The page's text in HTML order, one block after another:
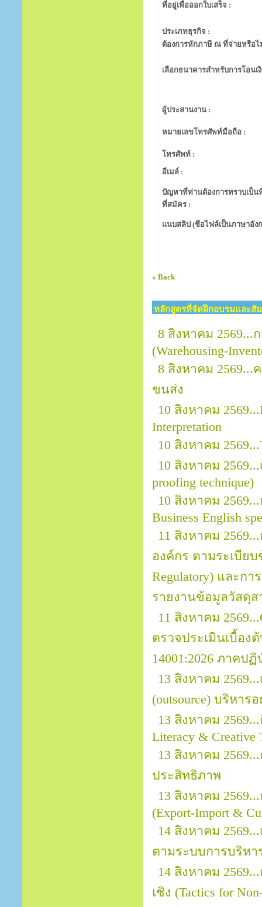
ที่อยู่เพื่อออกใบเสร็จ :
ประเภทธุรกิจ :
ต้องการหักภาษี ณ ที่จ่ายหรือไ
เลือกธนาคารสำหรับการโอนเ
ผู้ประสานงาน :
หมายเลขโทรศัพท์มือถือ :
โทรศัพท์ :
อีเมล์ :
ปัญหาที่ท่านต้องการทราบเป็นพิ
ที่สมัคร :
แนบสลิป (ชือไฟล์เป็นภาษาอัง
« Back
หลักสูตรที่จัดฝึกอบรมและสัม
8 สิงหาคม
(Warehousing-
8 สิงหาคม
ขนส่ง
10 สิงหาคม
Interpretation
10 สิงหาคม
10 สิงหาคม
proofing technique)
10 สิงหาคม
Business English
11 สิงหาคม
องค์กร ตามระเบีย
Regulatory) และก
รายงานข้อมูลวัสดุ
11 สิงหาคม
ตรวจประเมินเบื้อง
14001:2026 ภาคป
13 สิงหาคม
(outsource) บริหาร
13 สิงหาคม
Literacy & Creative
13 สิงหาคม
ประสิทธิภาพ
13 สิงหาคม
(Export-Import &
14 สิงหาคม
ตามระบบการบริหา
14 สิงหาคม
เชิง (Tactics for